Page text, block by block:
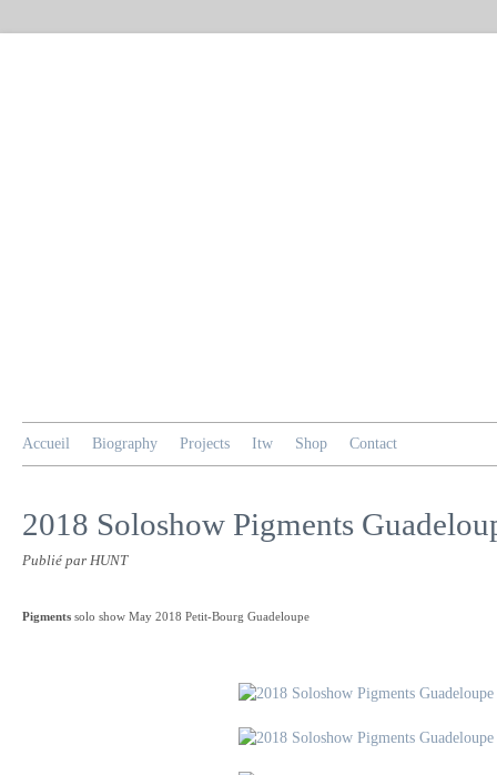
Accueil Biography Projects Itw Shop Contact
2018 Soloshow Pigments
Publié par HUNT
Pigments solo show May 2018 Petit-Bourg Guadeloupe